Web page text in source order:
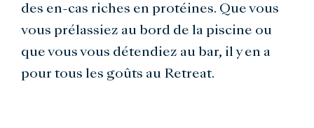
des en-cas riches en protéines. Que vous
vous prélassiez au bord de la piscine ou
que vous vous détendiez au bar, il y en a
pour tous les goûts au Retreat.